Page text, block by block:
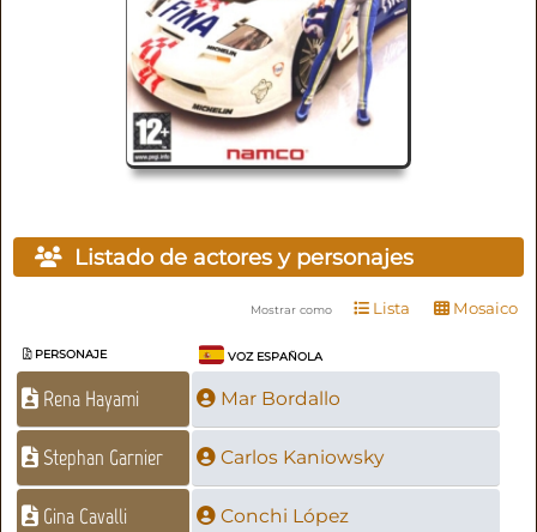
Listado de actores y personajes
Mostrar como Lista Mosaico
PERSONAJE VOZ ESPAÑOLA
Rena Hayami Mar Bordallo
Stephan Garnier Carlos Kaniowsky
Gina Cavalli Conchi López